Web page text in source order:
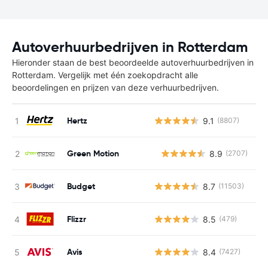
Autoverhuurbedrijven in Rotterdam
Hieronder staan de best beoordeelde autoverhuurbedrijven in
Rotterdam. Vergelijk met één zoekopdracht alle
beoordelingen en prijzen van deze verhuurbedrijven.
Hertz 9.1 (8807)
Green Motion 8.9 (2707)
Budget 8.7 (11503)
Flizzr 8.5 (479)
Avis 8.4 (7427)